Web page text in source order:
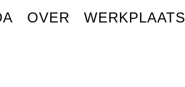
OVER WERKPLAATS